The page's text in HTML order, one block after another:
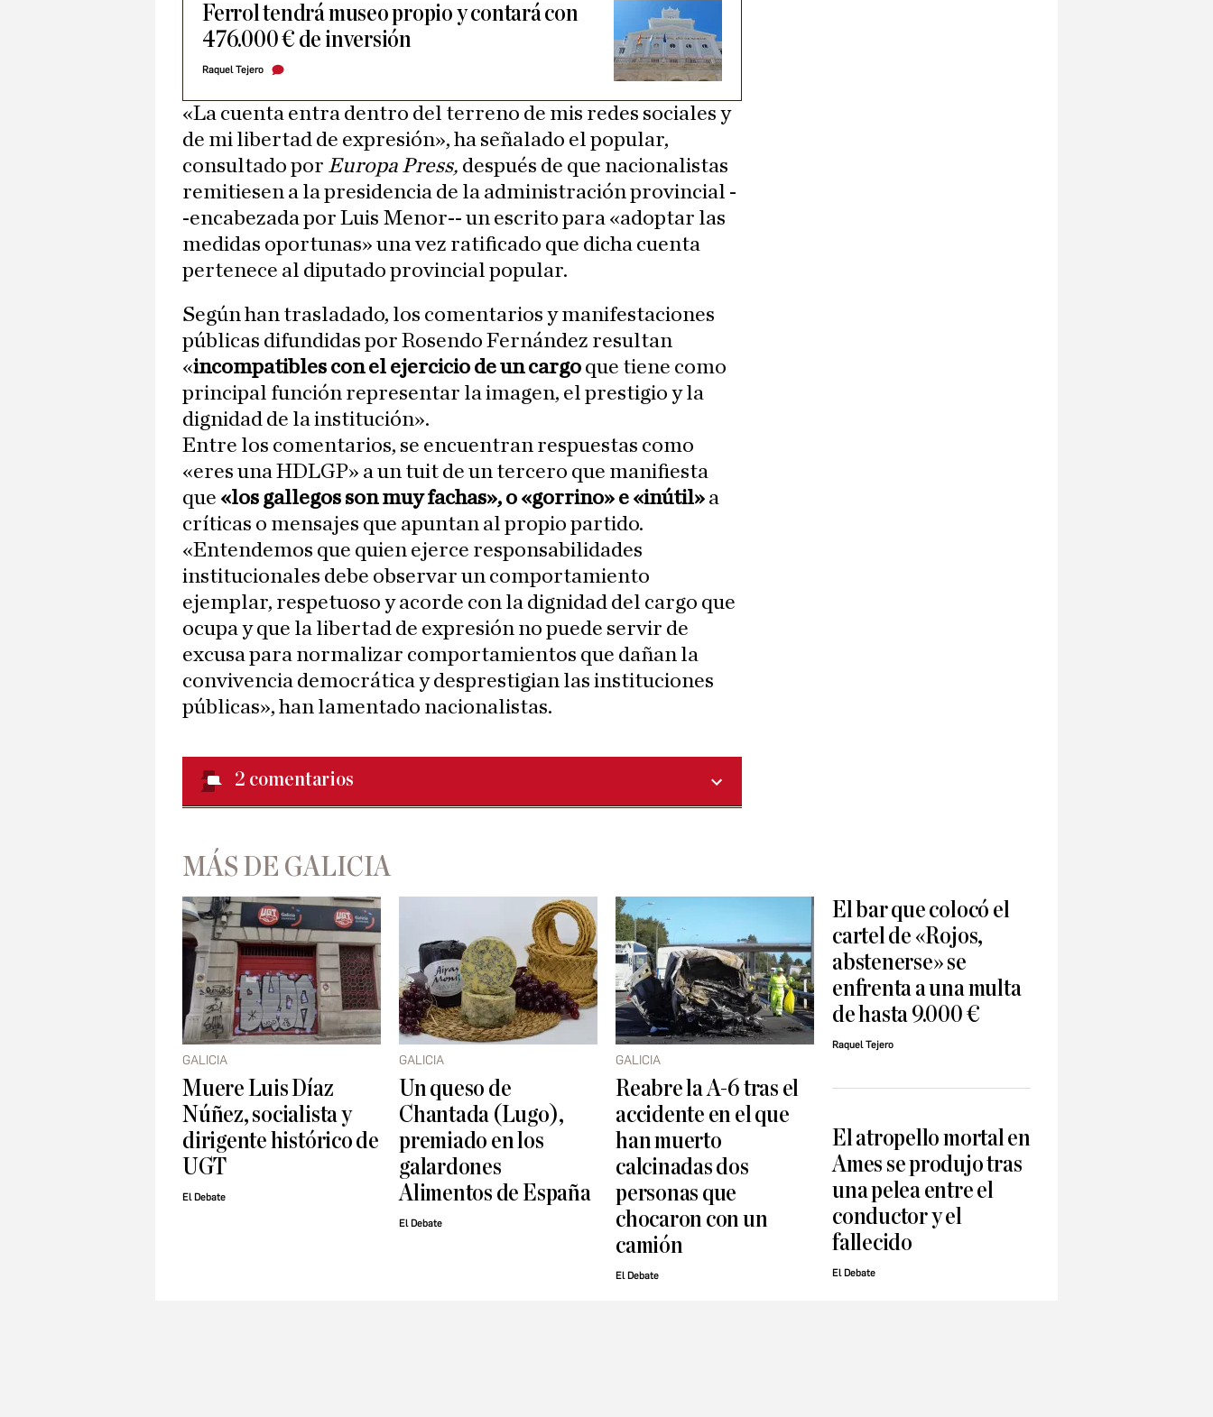
Ferrol tendrá museo propio y contará con
476.000 € de inversión
Raquel Tejero
«La cuenta entra dentro del terreno de mis redes sociales y
de mi libertad de expresión», ha señalado el popular,
consultado por Europa Press, después de que nacionalistas
remitiesen a la presidencia de la administración provincial -
-encabezada por Luis Menor-- un escrito para «adoptar las
medidas oportunas» una vez ratificado que dicha cuenta
pertenece al diputado provincial popular.
Según han trasladado, los comentarios y manifestaciones
públicas difundidas por Rosendo Fernández resultan
«incompatibles con el ejercicio de un cargo que tiene como
principal función representar la imagen, el prestigio y la
dignidad de la institución».
Entre los comentarios, se encuentran respuestas como
«eres una HDLGP» a un tuit de un tercero que manifiesta
que «los gallegos son muy fachas», o «gorrino» e «inútil» a
críticas o mensajes que apuntan al propio partido.
«Entendemos que quien ejerce responsabilidades
institucionales debe observar un comportamiento
ejemplar, respetuoso y acorde con la dignidad del cargo que
ocupa y que la libertad de expresión no puede servir de
excusa para normalizar comportamientos que dañan la
convivencia democrática y desprestigian las instituciones
públicas», han lamentado nacionalistas.
2 comentarios
MÁS DE GALICIA
GALICIA
Muere Luis Díaz
Núñez, socialista y
dirigente histórico de
UGT
El Debate
GALICIA
Un queso de
Chantada (Lugo),
premiado en los
galardones
Alimentos de España
El Debate
GALICIA
Reabre la A-6 tras el
accidente en el que
han muerto
calcinadas dos
personas que
chocaron con un
camión
El Debate
El bar que colocó el
cartel de «Rojos,
abstenerse» se
enfrenta a una multa
de hasta 9.000 €
Raquel Tejero
El atropello mortal en
Ames se produjo tras
una pelea entre el
conductor y el
fallecido
El Debate